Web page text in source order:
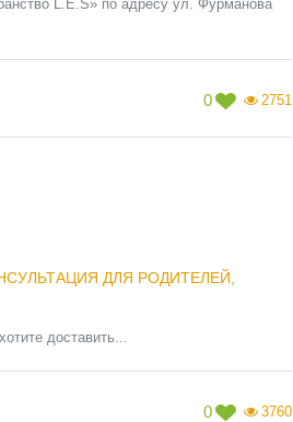
L.E.S» по адресу ул. Фурманова
0 2751
ДЛЯ РОДИТЕЛЕЙ
доставить...
0 3760